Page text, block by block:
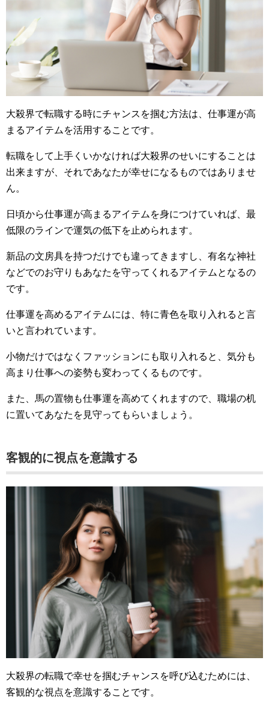
大殺界で転職する時にチャンスを掴む方法は、仕事運が高
まるアイテムを活用することです。
転職をして上手くいかなければ大殺界のせいにすることは
出来ますが、それであなたが幸せになるものではありませ
ん。
日頃から仕事運が高まるアイテムを身につけていれば、最
低限のラインで運気の低下を止められます。
新品の文房具を持つだけでも違ってきますし、有名な神社
などでのお守りもあなたを守ってくれるアイテムとなるの
です。
仕事運を高めるアイテムには、特に青色を取り入れると言
いと言われています。
小物だけではなくファッションにも取り入れると、気分も
高まり仕事への姿勢も変わってくるものです。
また、馬の置物も仕事運を高めてくれますので、職場の机
に置いてあなたを見守ってもらいましょう。
客観的に視点を意識する
大殺界の転職で幸せを掴むチャンスを呼び込むためには、
客観的な視点を意識することです。